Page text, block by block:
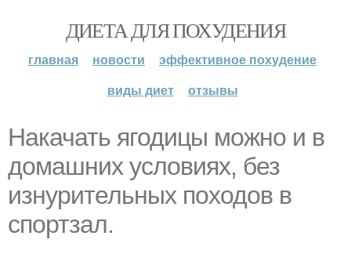
ДИЕТА ДЛЯ ПОХУДЕНИЯ
главная новости
эффективное похудение
виды диет
отзывы
Накачать ягодицы можно и в
домашних условиях, без
изнурительных походов в
спортзал.